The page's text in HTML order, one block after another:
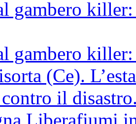
gambero
gambero
(Ce).
il